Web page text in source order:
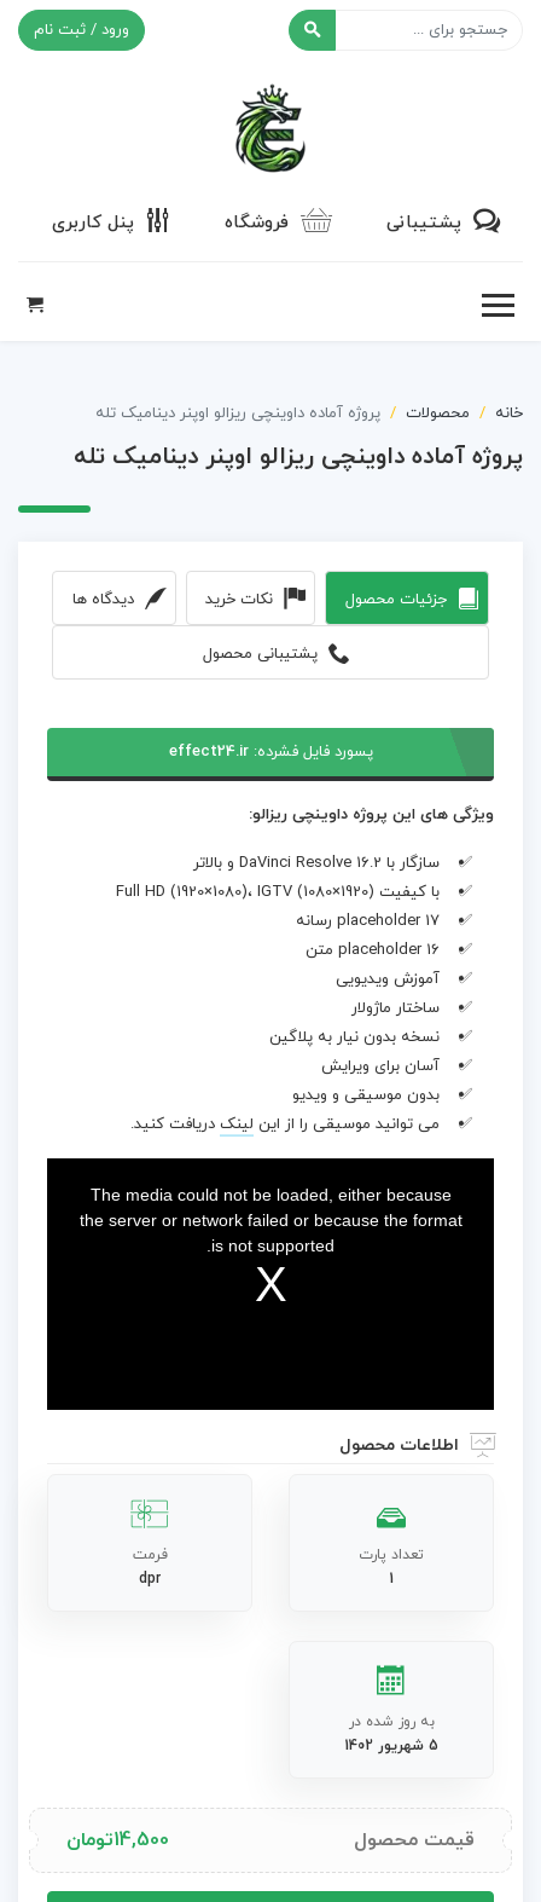
ورود / ثبت نام
پشتیبانی فروشگاه پنل کاربری
خانه محصولات پروژه آماده داوینچی ریزالو اوپنر دینامیک تله
پروژه آماده داوینچی ریزالو اوپنر دینامیک تله
جزئیات محصول نکات خرید دیدگاه ها
پشتیبانی محصول
پسورد فایل فشرده:effect24.ir
ویژگی های این پروژه داوینچی ریزالو:
سازگار با DaVinci Resolve 16.2 و بالاتر
با کیفیت Full HD (1920×1080)، IGTV (1080×1920)
17 placeholder رسانه
16 placeholder متن
آموزش ویدیویی
ساختار ماژولار
نسخه بدون نیار به پلاگین
آسان برای ویرایش
بدون موسیقی و ویدیو
می توانید موسیقی را از این لینک دریافت کنید.
The media could not be loaded, either because
the server or network failed or because the format
is not supported.
اطلاعات محصول
تعداد پارت
1
فرمت
dpr
به روز شده در
5 شهریور 1402
قیمت محصول 14,500تومان